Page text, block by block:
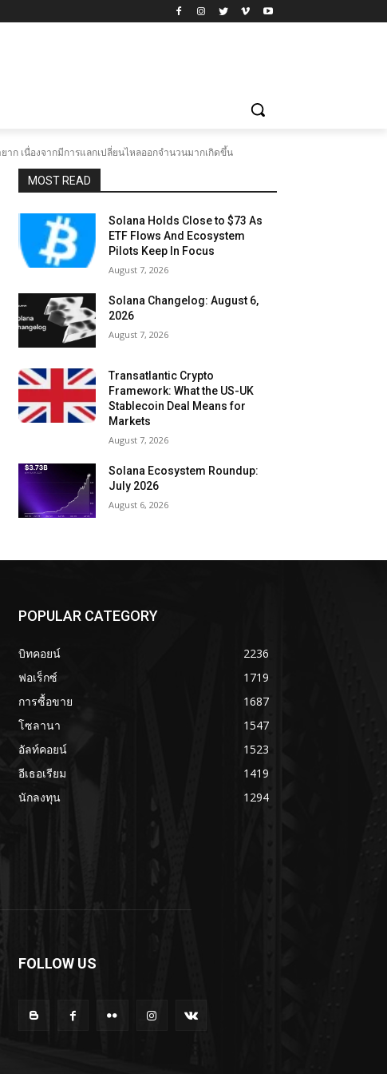
ก เนื่องจากมีการแลกเปลี่ยนไหลออกจำนวนมากเกิดขึ้น
MOST READ
Solana Holds Close to $73 As
ETF Flows And Ecosystem
Pilots Keep In Focus
August 7, 2026
Solana Changelog: August 6,
2026
August 7, 2026
Transatlantic Crypto
Framework: What the US-UK
Stablecoin Deal Means for
Markets
August 7, 2026
Solana Ecosystem Roundup:
July 2026
August 6, 2026
POPULAR CATEGORY
บิทคอยน์
2236
ฟอเร็กซ์
1719
การซื้อขาย
1687
โซลานา
1547
อัลท์คอยน์
1523
อีเธอเรียม
1419
นักลงทุน
1294
FOLLOW US